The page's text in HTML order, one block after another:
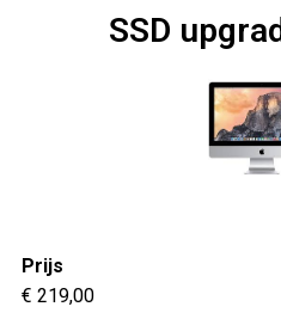
SSD
Prijs
€ 219,00